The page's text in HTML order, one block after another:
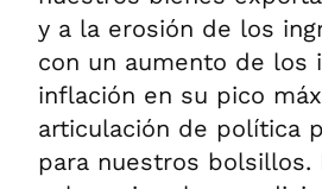
y a la erosión de los
con un aumento de los
inflación en su pico
articulación de política
para nuestros bolsillos.